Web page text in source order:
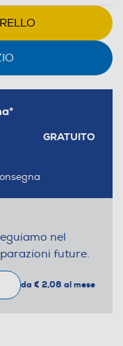
GRATUITO
nel
future.
da € 2,08 al mese